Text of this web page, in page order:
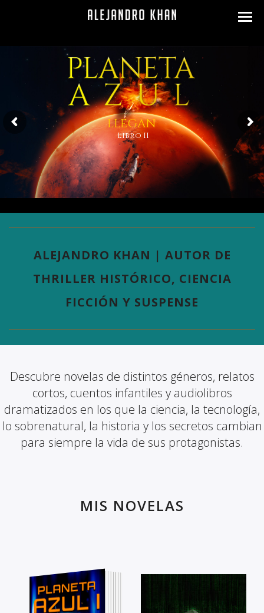
LLEGAN
Libro II
ALEJANDRO KHAN | AUTOR DE
THRILLER HISTÓRICO, CIENCIA
FICCIÓN Y SUSPENSE
Descubre novelas de distintos géneros, relatos
cortos, cuentos infantiles y audiolibros
dramatizados en los que la ciencia, la tecnología,
lo sobrenatural, la historia y los secretos cambian
para siempre la vida de sus protagonistas.
MIS NOVELAS